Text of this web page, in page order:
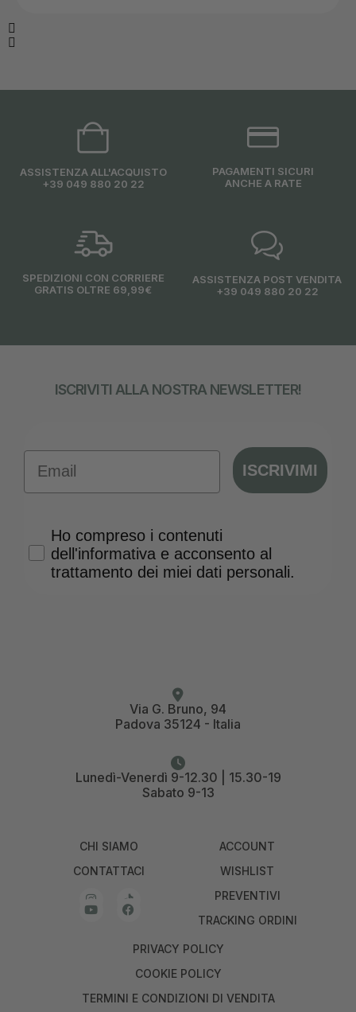
ASSISTENZA ALL'ACQUISTO
+39 049 880 20 22
PAGAMENTI SICURI
ANCHE A RATE
SPEDIZIONI CON CORRIERE
GRATIS OLTRE 69,99€
ASSISTENZA POST VENDITA
+39 049 880 20 22
ISCRIVITI ALLA NOSTRA NEWSLETTER!
Email
ISCRIVIMI
Privacy Policy
Ho compreso i contenuti
dell'informativa e acconsento al
trattamento dei miei dati personali.
Via G. Bruno, 94
Padova 35124 - Italia
Lunedì-Venerdì 9-12.30 | 15.30-19
Sabato 9-13
CHI SIAMO
CONTATTACI
ACCOUNT
WISHLIST
PREVENTIVI
TRACKING ORDINI
PRIVACY POLICY
COOKIE POLICY
TERMINI E CONDIZIONI DI VENDITA